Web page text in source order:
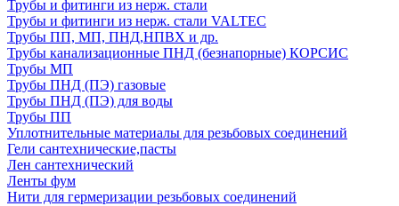
Трубы и фитинги из нерж. стали
Трубы и фитинги из нерж. стали VALTEC
Трубы ПП, МП, ПНД,НПВХ и др.
Трубы канализационные ПНД (безнапорные) КОРСИС
Трубы МП
Трубы ПНД (ПЭ) газовые
Трубы ПНД (ПЭ) для воды
Трубы ПП
Уплотнительные материалы для резьбовых соединений
Гели сантехнические,пасты
Лен сантехнический
Ленты фум
Нити для гермеризации резьбовых соединений